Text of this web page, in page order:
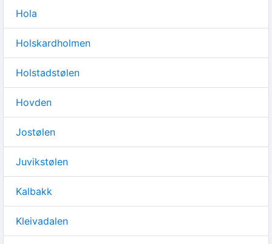
Hola
Holskardholmen
Holstadstølen
Hovden
Jostølen
Juvikstølen
Kalbakk
Kleivadalen